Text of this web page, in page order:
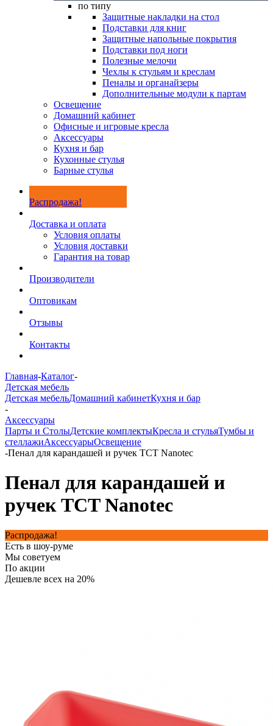
по типу
Защитные накладки на стол
Подставки для книг
Защитные напольные покрытия
Подставки под ноги
Полезные мелочи
Чехлы к стульям и креслам
Пеналы и органайзеры
Дополнительные модули к партам
Освещение
Домашний кабинет
Офисные и игровые кресла
Аксессуары
Кухня и бар
Кухонные стулья
Барные стулья
Распродажа!
Доставка и оплата
Условия оплаты
Условия доставки
Гарантия на товар
Производители
Оптовикам
Отзывы
Контакты
Главная-Каталог-
Детская мебель
Детская мебельДомашний кабинетКухня и бар
-
Аксессуары
Парты и СтолыДетские комплектыКресла и стульяТумбы и
стеллажиАксессуарыОсвещение
-Пенал для карандашей и ручек TCT Nanotec
Пенал для карандашей и
ручек TCT Nanotec
Распродажа!
Есть в шоу-руме
Мы советуем
По акции
Дешевле всех на 20%